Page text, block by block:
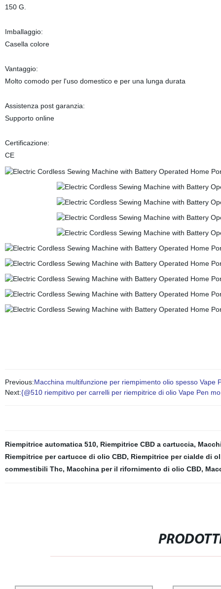
150 G.
Imballaggio:
Casella colore
Vantaggio:
Molto comodo per l'uso domestico e per una lunga durata
Assistenza post garanzia:
Supporto online
Certificazione:
CE
Previous:Macchina multifunzione per riempimento olio spesso Vape
Next:{@510 riempitivo per carrelli per riempitrice di olio Vape Pen
Riempitrice automatica 510, Riempitrice CBD a cartuccia,
Riempitrice per cartucce di olio CBD, Riempitrice per cialde di
commestibili Thc, Macchina per il rifornimento di olio CBD,